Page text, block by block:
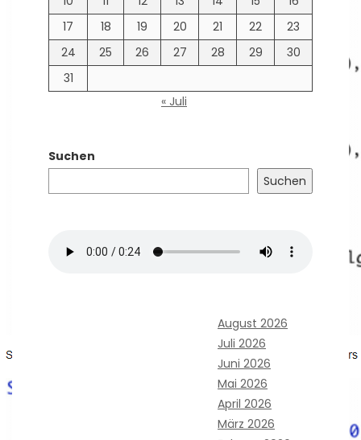
17
18 19 20 21 22
23
24
25 26 27 28 29
30
31
« Juli
Suchen
Suchen
August 2026
Juli 2026
Juni 2026
Mai 2026
April 2026
März 2026